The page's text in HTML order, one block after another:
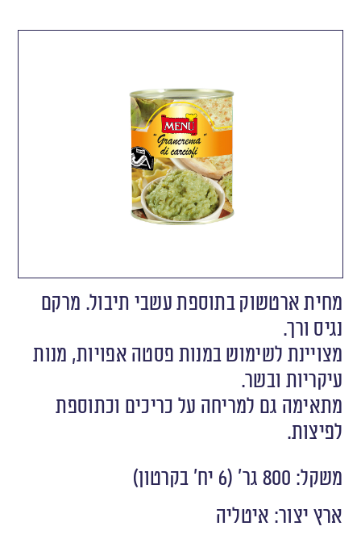
מחית ארטשוק בתוספת עשבי תיבול. מרקם
נגיס ורך.
מצויינת לשימוש במנות פסטה אפויות, מנות
עיקריות ובשר.
מתאימה גם למריחה על כריכים וכתוספת
לפיצות.
משקל: 800 גר’ (6 יח’ בקרטון)
ארץ יצור: איטליה